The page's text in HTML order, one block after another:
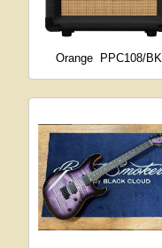
Orange PPC108/BK